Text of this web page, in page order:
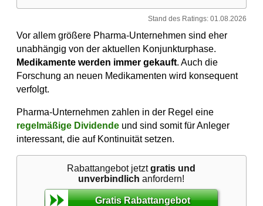
Stand des Ratings: 01.08.2026
Vor allem größere Pharma-Unternehmen sind eher
unabhängig von der aktuellen Konjunkturphase.
Medikamente werden immer gekauft. Auch die
Forschung an neuen Medikamenten wird konsequent
verfolgt.
Pharma-Unternehmen zahlen in der Regel eine
regelmäßige Dividende und sind somit für Anleger
interessant, die auf Kontinuität setzen.
Rabattangebot jetztgratis und
unverbindlich anfordern!
Gratis Rabattangebot